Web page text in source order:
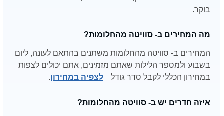
בוקר.
מה המחירים ב- סוויטה מהחלומות?
המחירים ב- סוויטה מהחלומות משתנים בהתאם לעונה, ליום
בשבוע ולמספר הלילות שאתם מזמינים, אתם יכולים לצפות
במחירון הכללי לקבל סדר גודל
לצפיה במחירון.
איזה חדרים יש ב- סוויטה מהחלומות?